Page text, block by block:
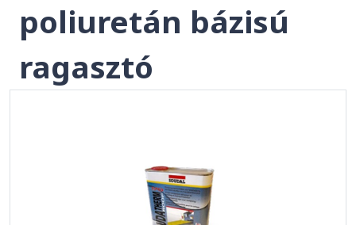
poliuretán bázisú
ragasztó